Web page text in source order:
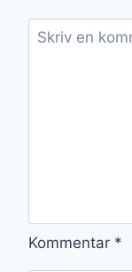
Kommentar *